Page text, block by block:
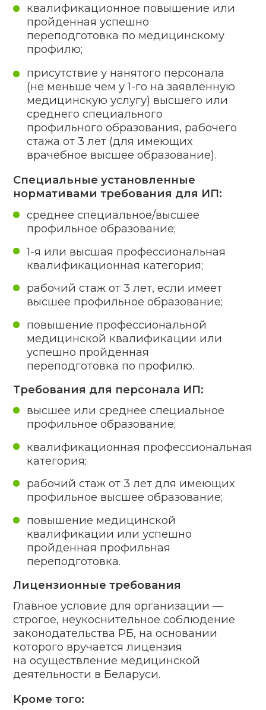
На рассмотрение представленной
документации отводится 25 дней
(включая время на дополнительную
оценку соответствия, когда это
необходимо). Лицензия
на медицинские услуги вручается
государственной пошлины в размере
10 БВ. Внесение корректив или
выдача дубликата специального
разрешения требуют уплаты
государственной пошлины в размере
5 БВ. Мед. лицензия вручается
продолжительностью от 5 до 10 лет.
Копия документа, фиксирующего
присутствие на законном
основании помещений.
02 В отношении руководства — копия
приказа о приеме на должность,
Заключение органа госсаннадзора
помещений требованиям
законодательства, выданное
не более чем за 3 месяца
до представления.
с организациями и ИП
на произведение лицензируемых
работ, когда подобное нужно
хозяйствующего субъекта.
деятельности предполагает поддержку
в подготовке документации.
Юридическое лицо или зарубежная
организация представляют:
Какие конкретно
документы нужны
для получения
специального
разрешения
от Минздрава?
01 Копия штатного расписания.
Копия договора
оборудования или установленные
законом и актами документы лица,
которое отвечает в штате
за подобные работы (копии
приказа, трудового договора,
диплома, сертификата,
удостоверения по специализации,
а также трудовой книжки).
техсостояния и итогах проверки
оборудования, принадлежащего
соискателю на законных
основаниях.